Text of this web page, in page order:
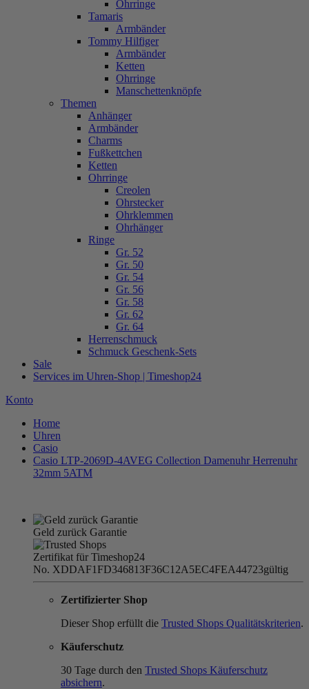
Ohrringe
Tamaris
Armbänder
Tommy Hilfiger
Armbänder
Ketten
Ohrringe
Manschettenknöpfe
Themen
Anhänger
Armbänder
Charms
Fußkettchen
Ketten
Ohrringe
Creolen
Ohrstecker
Ohrklemmen
Ohrhänger
Ringe
Gr. 52
Gr. 50
Gr. 54
Gr. 56
Gr. 58
Gr. 62
Gr. 64
Herrenschmuck
Schmuck Geschenk-Sets
Sale
Services im Uhren-Shop | Timeshop24
Konto
Home
Uhren
Casio
Casio LTP-2069D-4AVEG Collection Damenuhr Herrenuhr
32mm 5ATM
Geld zurück Garantie
Zertifikat für Timeshop24
No. XDDAF1FD346813F36C12A5EC4FEA44723gültig
Zertifizierter Shop
Dieser Shop erfüllt die Trusted Shops Qualitätskriterien.
Käuferschutz
30 Tage durch den Trusted Shops Käuferschutz
absichern.